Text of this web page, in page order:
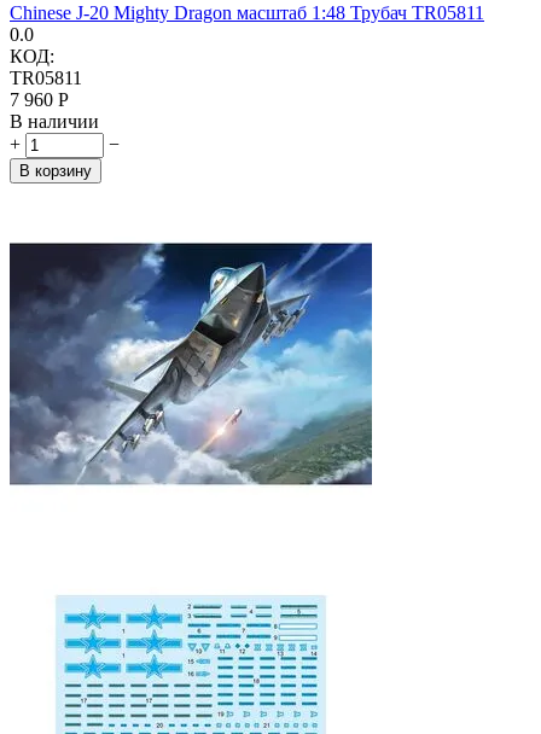
Chinese J-20 Mighty Dragon масштаб 1:48 Трубач TR05811
0.0
КОД:
TR05811
7 960 Р
В наличии
+
−
В корзину